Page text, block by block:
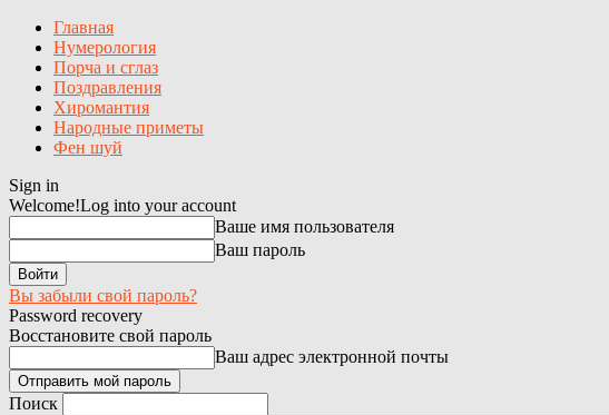
Главная
Нумерология
Порча и сглаз
Поздравления
Хиромантия
Народные приметы
Фен шуй
Sign in
Welcome!Log into your account
Ваше имя пользователя
Ваш пароль
Вы забыли свой пароль?
Password recovery
Восстановите свой пароль
Ваш адрес электронной почты
Поиск